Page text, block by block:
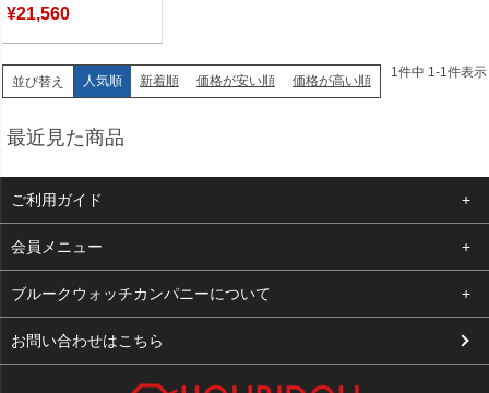
¥21,560
並び替え 人気順 新着順 価格が安い順 価格が高い順
1 件中 1 -1 件表示
最近見た商品
ご利用ガイド
よくある質問
支払い・送料
お客様の声
会員メニュー
ログイン
お気に入り
ブルークウォッチカンパニーについて
会社概要
お問い合わせはこちら